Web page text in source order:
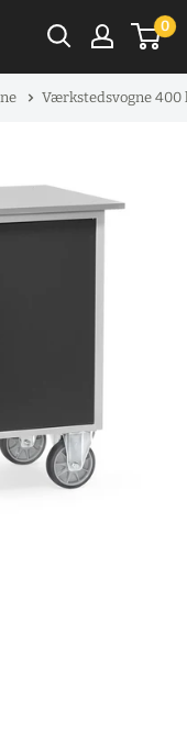
0
Værkstedsvogne 400